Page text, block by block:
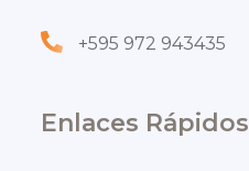
+595 972 943435
Enlaces Rápidos